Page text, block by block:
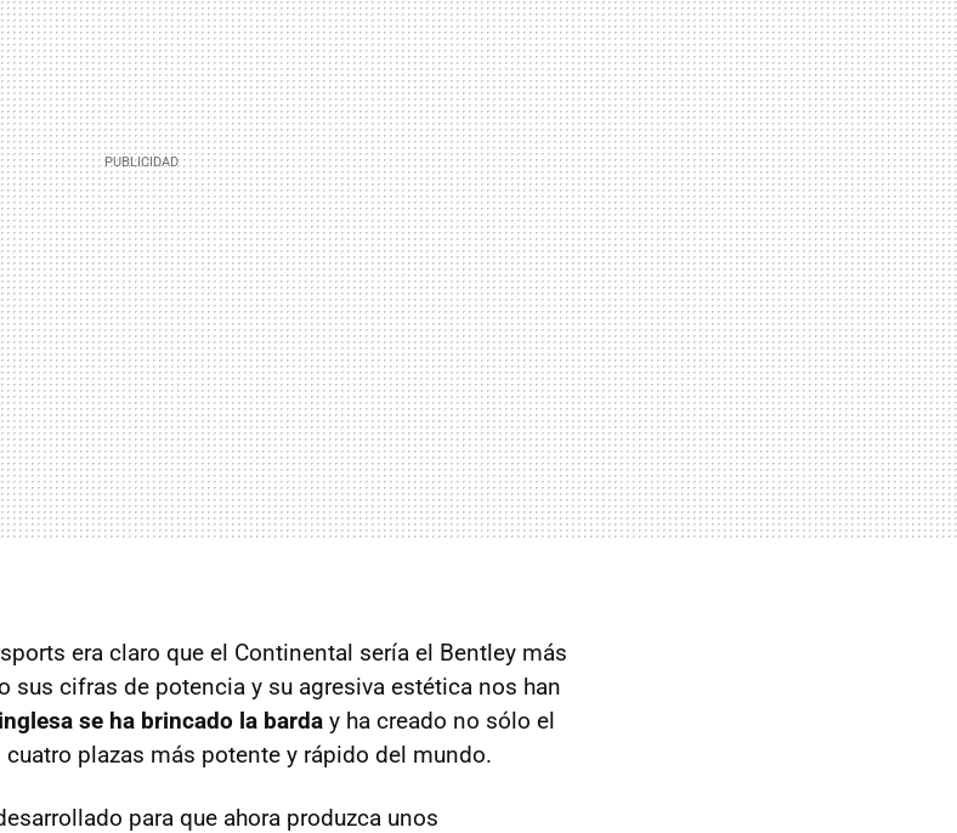
era claro que el Continental sería el Bentley más
sus cifras de potencia y su agresiva estética nos han
se ha brincado la barda y ha creado no sólo el
plazas más potente y rápido del mundo.
para que ahora produzca unos